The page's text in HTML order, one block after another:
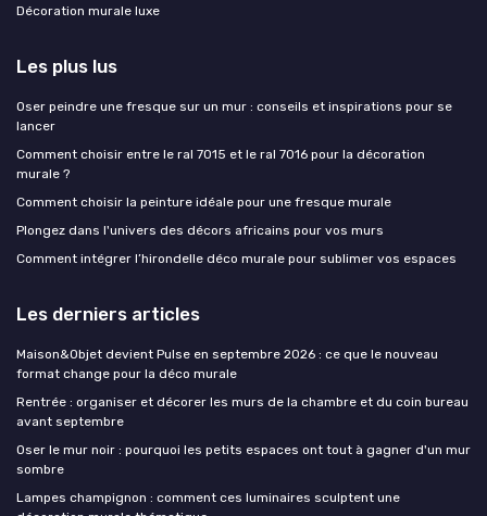
Décoration murale luxe
Les plus lus
Oser peindre une fresque sur un mur : conseils et inspirations pour se
lancer
Comment choisir entre le ral 7015 et le ral 7016 pour la décoration
murale ?
Comment choisir la peinture idéale pour une fresque murale
Plongez dans l'univers des décors africains pour vos murs
Comment intégrer l’hirondelle déco murale pour sublimer vos espaces
Les derniers articles
Maison&Objet devient Pulse en septembre 2026 : ce que le nouveau
format change pour la déco murale
Rentrée : organiser et décorer les murs de la chambre et du coin bureau
avant septembre
Oser le mur noir : pourquoi les petits espaces ont tout à gagner d'un mur
sombre
Lampes champignon : comment ces luminaires sculptent une